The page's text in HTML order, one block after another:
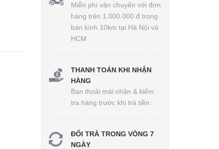
Miễn phí vận chuyển với đơn
hàng trên 1.000.000 đ trong
bán kính 10km tại Hà Nội và
HCM
THANH TOÁN KHI NHẬN
HÀNG
Bạn thoải mái nhận & kiểm
tra hàng trước khi trả tiền.
ĐỔI TRẢ TRONG VÒNG 7
NGÀY